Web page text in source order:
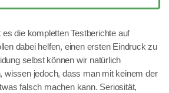
die kompletten Testberichte auf
dabei helfen, einen ersten Eindruck zu
selbst können wir natürlich
wissen jedoch, dass man mit keinem der
falsch machen kann. Seriosität,